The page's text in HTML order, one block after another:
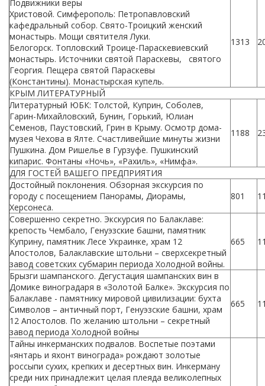
Подвижники веры
Христовой. Симферополь: Петропавловский
кафедральный собор. Свято-Троицкий женский
монастырь. Мощи святителя Луки.
Белогорск. Топловский Троице-Параскевиевский
монастырь. Источники святой Параскевы, святого
Георгия. Пещера святой Параскевы
(Константины). Монастырская купель.
1313
КРЫМ ЛИТЕРАТУРНЫЙ
Литературный ЮБК: Толстой, Куприн, Соболев,
Гарин-Михайловский, Бунин, Горький, Юлиан
Семенов, Паустовский, Грин в Крыму. Осмотр дома-
музея Чехова в Ялте. Счастливейшие минуты жизни
Пушкина. Дом Ришелье в Гурзуфе. Пушкинский
кипарис. Фонтаны «Ночь», «Рахиль», «Нимфа».
1188
ДЛЯ ГОСТЕЙ ВАШЕГО ПРЕДПРИЯТИЯ
Достойный поклонения. Обзорная экскурсия по
городу с посещением Панорамы, Диорамы,
Херсонеса.
801
Совершенно секретно. Экскурсия по Балаклаве:
крепость Чембало, Генуэзские башни, памятник
Куприну, памятник Лесе Украинке, храм 12
Апостолов, Балаклавские штольни – сверхсекретный
завод советских субмарин периода Холодной войны.
665
Брызги шампанского. Дегустация шампанских вин в
Домике виноградаря в «Золотой Балке». Экскурсия по
Балаклаве - памятнику мировой цивилизации: бухта
Символов – античный порт, Генуэзские башни, храм
12 Апостолов. По желанию штольни – секретный
завод периода Холодной войны
665
Тайны инкерманских подвалов. Воспетые поэтами
«янтарь и яхонт винограда» рождают золотые
россыпи сухих, крепких и десертных вин. Инкерману
среди них принадлежит целая плеяда великолепных